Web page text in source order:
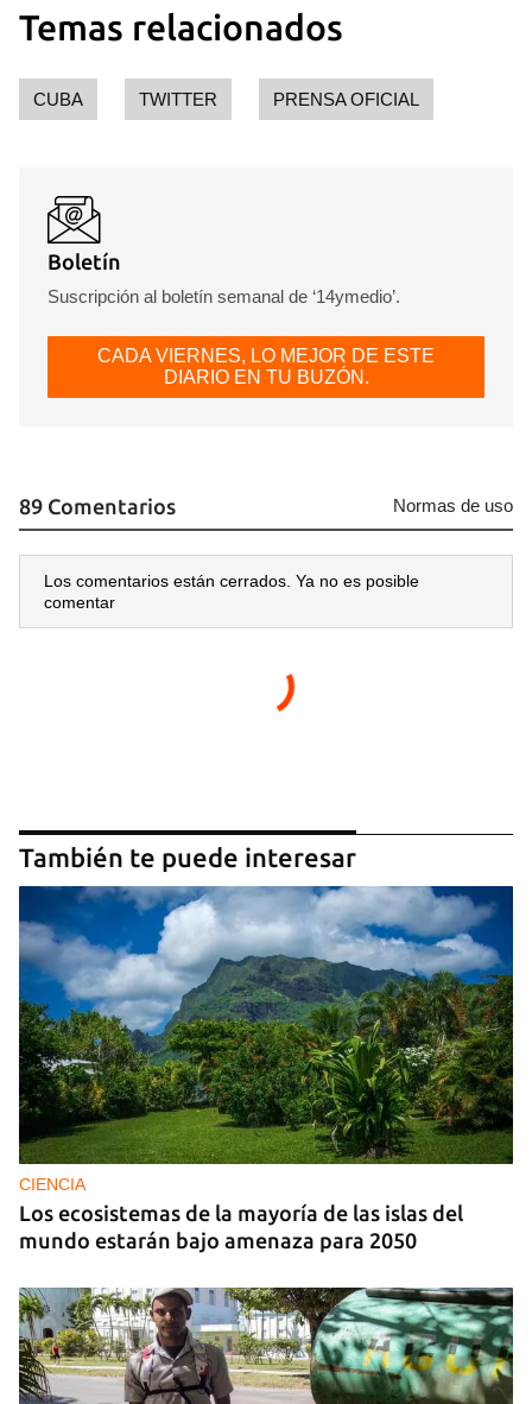
Temas relacionados
CUBA TWITTER PRENSA OFICIAL
Boletín
Suscripción al boletín semanal de ‘14ymedio’.
CADA VIERNES, LO MEJOR DE ESTE
DIARIO EN TU BUZÓN.
89 Comentarios Normas de uso
Los comentarios están cerrados. Ya no es posible
comentar
También te puede interesar
CIENCIA
Los ecosistemas de la mayoría de las islas del
mundo estarán bajo amenaza para 2050